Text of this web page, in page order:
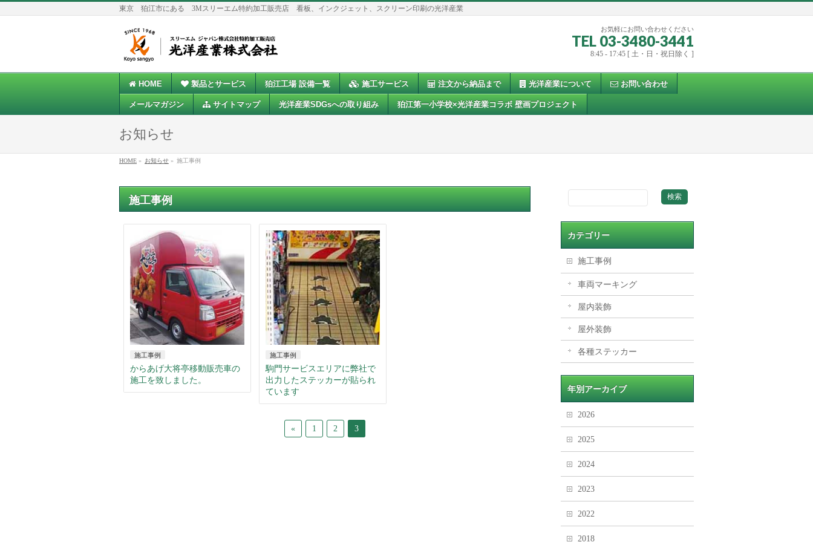
東京 狛江市にある 3Mスリーエム特約加工販売店 看板、インクジェット、スクリーン印刷の光洋産業
お気軽にお問い合わせください
TEL 03-3480-3441
8:45 - 17:45 [ 土・日・祝日除く ]
HOME 製品とサービス 狛江工場 設備一覧 施工サービス 注文から納品まで 光洋産業について お問い合わせ
メールマガジン サイトマップ 光洋産業SDGsへの取り組み 狛江第一小学校×光洋産業コラボ 壁画プロジェクト
お知らせ
HOME » お知らせ » 施工事例
施工事例
施工事例
からあげ大将亭移動販売車の
施工を致しました。
施工事例
駒門サービスエリアに弊社で
出力したステッカーが貼られ
ています
« 1 2 3
カテゴリー
施工事例
車両マーキング
屋内装飾
屋外装飾
各種ステッカー
年別アーカイブ
2026
2025
2024
2023
2022
2018